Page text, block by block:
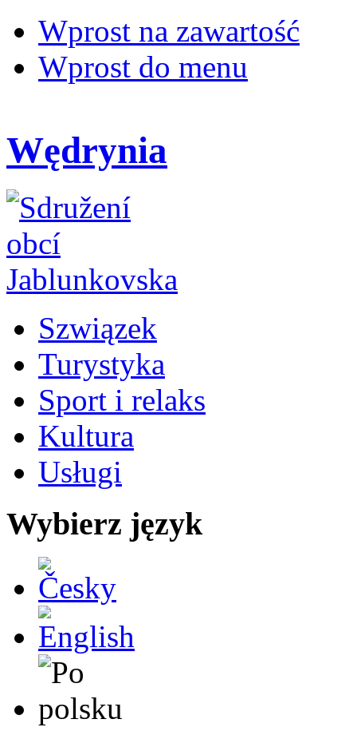
Wprost na zawartość
Wprost do menu
Wędrynia
Szwiązek
Turystyka
Sport i relaks
Kultura
Usługi
Wybierz język